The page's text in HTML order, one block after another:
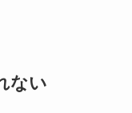
ない